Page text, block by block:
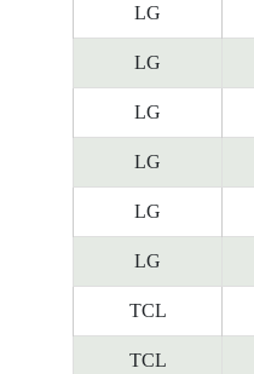
LG
LG
LG
LG
LG
LG
TCL
TCL